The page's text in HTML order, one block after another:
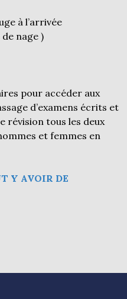
à l’arrivée
nage )
pour accéder aux
d’examens écrits et
révision tous les deux
et femmes en
Y AVOIR DE